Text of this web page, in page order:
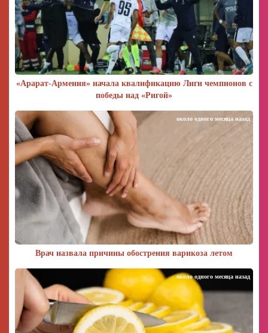
«Арарат‑Армения» начала квалификацию Лиги чемпионов с
победы над «Ригой»
Врач назвала причины обострения варикоза летом
около одного месяца назад
около одного месяца назад